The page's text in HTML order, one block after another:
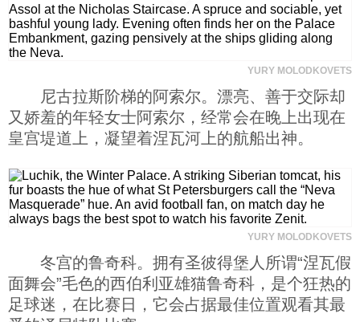
经济
社会
文化
历史
体育
YURY MOLODKOVETS
尼古拉斯阶梯的阿索尔。漂亮、善于交际却
又娇羞的年轻女士阿索尔，经常会在晚上出现在
皇宫堤道上，凝望着涅瓦河上的航船出神。
YURY MOLODKOVETS
冬宫的鲁奇科。拥有圣彼得堡人所谓“涅瓦假
面舞会”毛色的西伯利亚雄猫鲁奇科，是个狂热的
足球迷，在比赛日，它会占据最佳位置观看其最